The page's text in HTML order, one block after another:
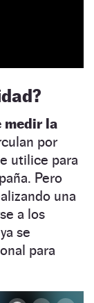
medir la
por
utilice para
Pero
una
a los
se
para